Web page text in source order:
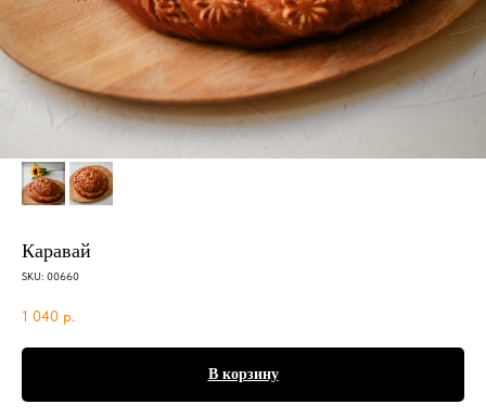
Каравай
SKU: 00660
1 040 р.
В корзину